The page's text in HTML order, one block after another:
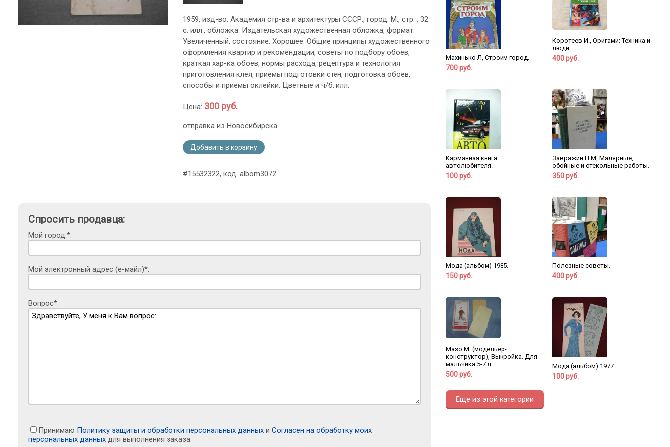
1959, изд-во: Академия стр-ва и архитектуры СССР., город: М., стр. : 32
с. илл., обложка: Издательская художественная обложка, формат:
Увеличенный, состояние: Хорошее. Общие принципы художественного
оформления квартир и рекомендации, советы по подбору обоев,
краткая хар-ка обоев, нормы расхода, рецептура и технология
приготовления клея, приемы подготовки стен, подготовка обоев,
способы и приемы оклейки. Цветные и ч/б. илл.
Цена: 300 руб.
отправка из Новосибирска
Добавить в корзину
#15532322, код: albom3072
Спросить продавца:
Мой город:*:
Мой электронный адрес (е-майл)*:
Вопрос*:
Принимаю Политику защиты и обработки персональных данных и Согласен на обработку моих
персональных данных для выполнения заказа.
Махинько Л, Строим город.
700 руб.
Коротеев И., Оригами: Техника и
люди.
400 руб.
Карманная книга
автолюбителя.
100 руб.
Завражин Н.М, Малярные,
обойные и стекольные работы.
350 руб.
Мода (альбом) 1985.
150 руб.
Полезные советы.
400 руб.
Мазо М. (модельер-
конструктор), Выкройка. Для
мальчика 5-7 л...
500 руб.
Мода (альбом) 1977.
100 руб.
Еще из этой категории